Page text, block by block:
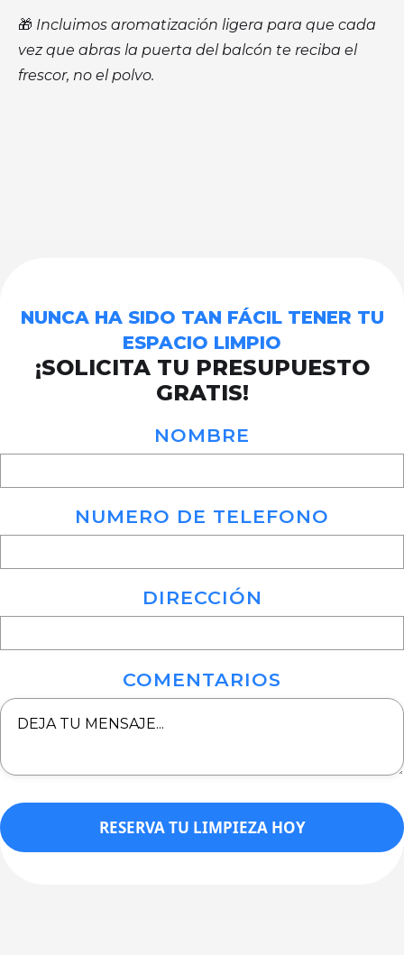
🎁 Incluimos aromatización ligera para que cada
vez que abras la puerta del balcón te reciba el
frescor, no el polvo.
NUNCA HA SIDO TAN FÁCIL TENER TU
ESPACIO LIMPIO
¡SOLICITA TU PRESUPUESTO
GRATIS!
NOMBRE
NUMERO DE TELEFONO
DIRECCIÓN
COMENTARIOS